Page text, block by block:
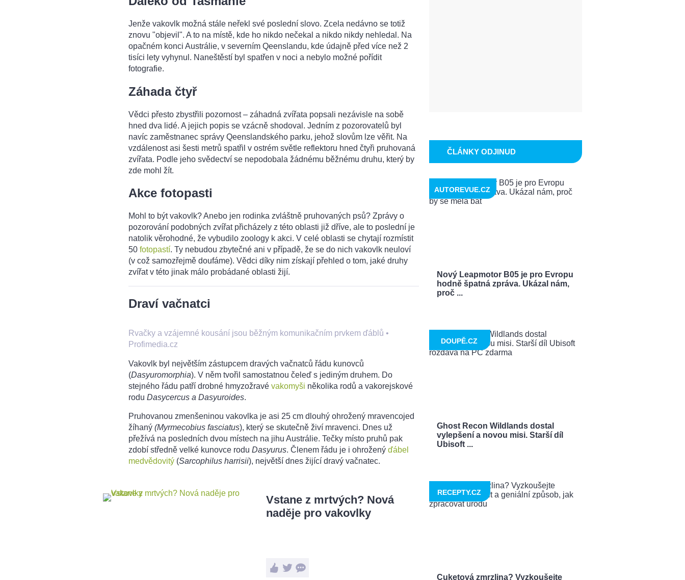
Jenže vakovlk možná stále neřekl své poslední slovo. Zcela nedávno se totiž
znovu "objevil". A to na místě, kde ho nikdo nečekal a nikdo nikdy nehledal. Na
opačném konci Austrálie, v severním Qeenslandu, kde údajně před více než 2
tisíci lety vyhynul. Naneštěstí byl spatřen v noci a nebylo možné pořídit
fotografie.
Záhada čtyř
Vědci přesto zbystřili pozornost – záhadná zvířata popsali nezávisle na sobě
hned dva lidé. A jejich popis se vzácně shodoval. Jedním z pozorovatelů byl
navíc zaměstnanec správy Qeenslandského parku, jehož slovům lze věřit. Na
vzdálenost asi šesti metrů spatřil v ostrém světle reflektoru hned čtyři pruhovaná
zvířata. Podle jeho svědectví se nepodobala žádnému běžnému druhu, který by
zde mohl žít.
Akce fotopasti
Mohl to být vakovlk? Anebo jen rodinka zvláštně pruhovaných psů? Zprávy o
pozorování podobných zvířat přicházely z této oblasti již dříve, ale to poslední je
natolik věrohodné, že vybudilo zoology k akci. V celé oblasti se chytají rozmístit
50 fotopastí. Ty nebudou zbytečné ani v případě, že se do nich vakovlk neuloví
(v což samozřejmě doufáme). Vědci díky nim získají přehled o tom, jaké druhy
zvířat v této jinak málo probádané oblasti žijí.
Draví vačnatci
Rvačky a vzájemné kousání jsou běžným komunikačním prvkem ďáblů •
Profimedia.cz
Vakovlk byl největším zástupcem dravých vačnatců řádu kunovců
(Dasyuromorphia). V něm tvořil samostatnou čeleď s jediným druhem. Do
stejného řádu patří drobné hmyzožravé vakomyši několika rodů a vakorejskové
rodu Dasycercus a Dasyuroides.
Pruhovanou zmenšeninou vakovlka je asi 25 cm dlouhý ohrožený mravencojed
žíhaný (Myrmecobius fasciatus), který se skutečně živí mravenci. Dnes už
přežívá na posledních dvou místech na jihu Austrálie. Tečky místo pruhů pak
zdobí středně velké kunovce rodu Dasyurus. Členem řádu je i ohrožený ďábel
medvědovitý (Sarcophilus harrisii), největší dnes žijící dravý vačnatec.
Vstane z mrtvých? Nová
naděje pro vakovlky
ČLÁNKY ODJINUD
Nový Leapmotor B05 je pro Evropu
hodně špatná zpráva. Ukázal nám,
proč ...
AUTOREVUE.CZ
Ghost Recon Wildlands dostal
vylepšení a novou misi. Starší díl
Ubisoft ...
DOUPĚ.CZ
Cuketová zmrzlina? Vyzkoušejte
RECEPTY.CZ